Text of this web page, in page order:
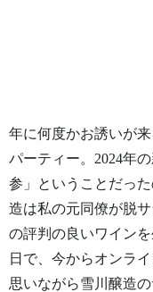
年に何度かお誘いが
パーティー。2024年
参」ということだっ
造は私の元同僚が脱
の評判の良いワイン
日で、今からオンラ
思いながら雪川醸造